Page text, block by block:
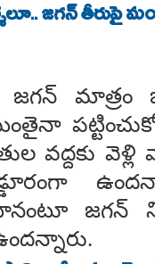
జగన్ తీరుపై
మాత్రం
వద్దకు
జగన్